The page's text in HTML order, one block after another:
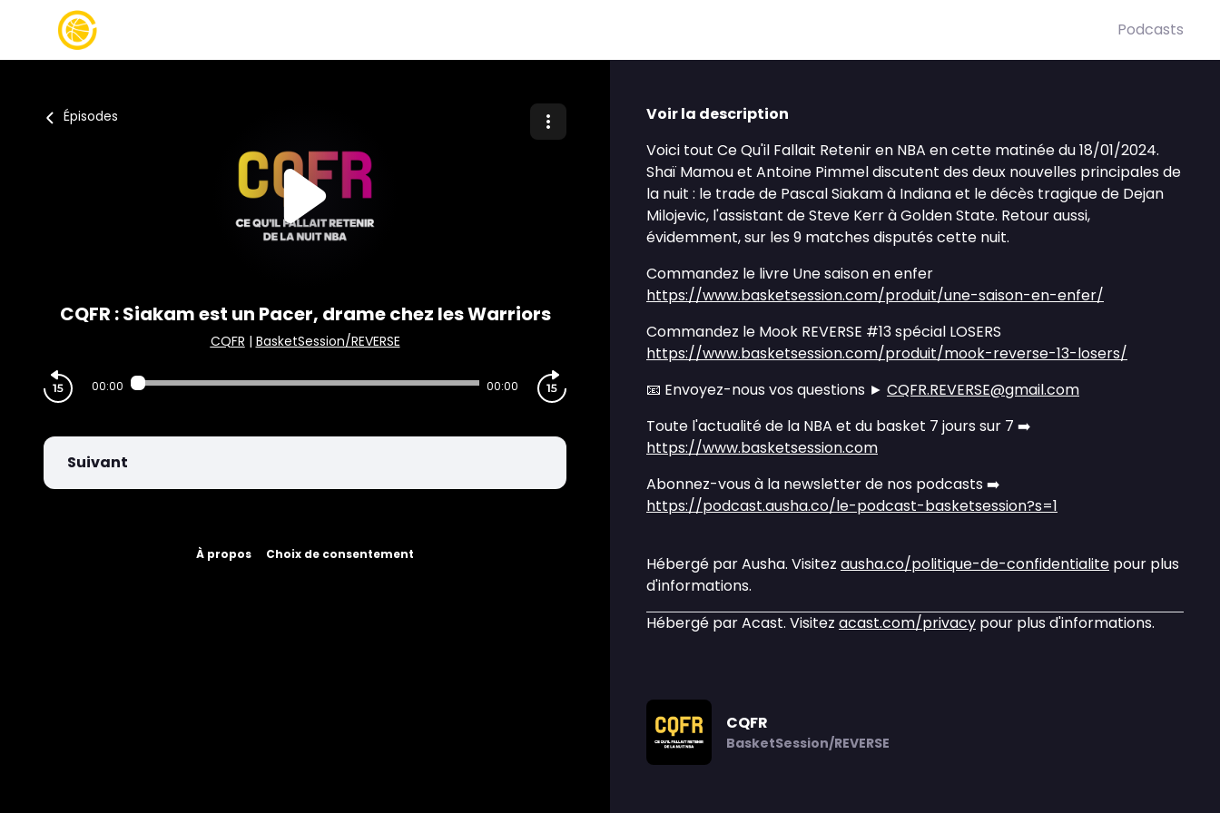
Podcasts
Épisodes
CQFR : Siakam est un Pacer, drame chez les Warriors
CQFR | BasketSession/REVERSE
00:00 00:00
Suivant
À propos Choix de consentement
Voir la description
Voici tout Ce Qu'il Fallait Retenir en NBA en cette matinée du 18/01/2024.
Shaï Mamou et Antoine Pimmel discutent des deux nouvelles principales de
la nuit : le trade de Pascal Siakam à Indiana et le décès tragique de Dejan
Milojevic, l'assistant de Steve Kerr à Golden State. Retour aussi,
évidemment, sur les 9 matches disputés cette nuit.
Commandez le livre Une saison en enfer
https://www.basketsession.com/produit/une-saison-en-enfer/
Commandez le Mook REVERSE #13 spécial LOSERS
https://www.basketsession.com/produit/mook-reverse-13-losers/
📧 Envoyez-nous vos questions ► CQFR.REVERSE@gmail.com
Toute l'actualité de la NBA et du basket 7 jours sur 7 ➡️
https://www.basketsession.com
Abonnez-vous à la newsletter de nos podcasts ➡️
https://podcast.ausha.co/le-podcast-basketsession?s=1
Hébergé par Ausha. Visitez ausha.co/politique-de-confidentialite pour plus
d'informations.
Hébergé par Acast. Visitez acast.com/privacy pour plus d'informations.
CQFR
BasketSession/REVERSE